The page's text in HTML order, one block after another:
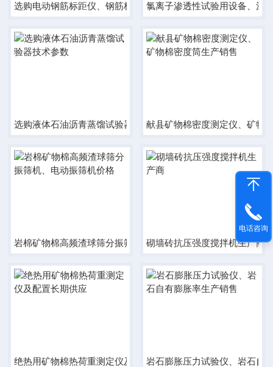
选购电动钢筋标距仪、钢筋标距仪氯离子渗透性试验用设备、涂
选购液体石油沥青蒸馏试验器技术参数献县矿物棉密度测定仪、矿物
岩棉矿物棉高频渣球筛分振筛机、电动振筛机价格
砌墙砖抗压强度搅拌机生产商
绝热用矿物棉热荷重测定仪及配置长期供应岩石膨胀压力试验仪、岩石自
电话咨询